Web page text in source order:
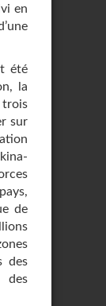
en
été
la
trois
sur
de
des
des